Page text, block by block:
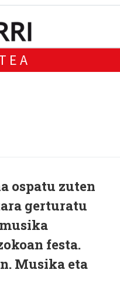
ospatu zuten
gerturatu
festa.
Musika eta